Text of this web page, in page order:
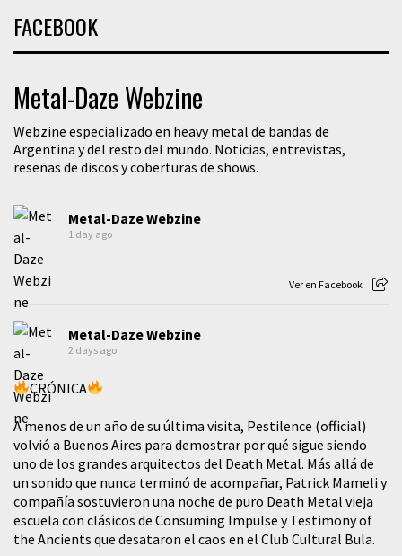
FACEBOOK
Metal-Daze Webzine
Webzine especializado en heavy metal de bandas de
Argentina y del resto del mundo. Noticias, entrevistas,
reseñas de discos y coberturas de shows.
Metal-Daze Webzine
1 day ago
Ver en Facebook
Metal-Daze Webzine
2 days ago
CRÓNICA
A menos de un año de su última visita, Pestilence (official)
volvió a Buenos Aires para demostrar por qué sigue siendo
uno de los grandes arquitectos del Death Metal. Más allá de
un sonido que nunca terminó de acompañar, Patrick Mameli y
compañía sostuvieron una noche de puro Death Metal vieja
escuela con clásicos de Consuming Impulse y Testimony of
the Ancients que desataron el caos en el Club Cultural Bula.